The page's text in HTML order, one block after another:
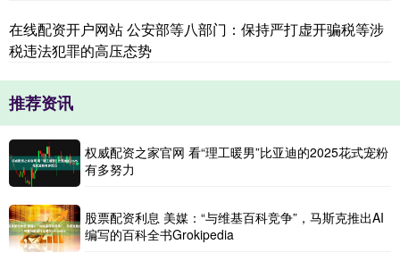
在线配资开户网站 公安部等八部门：保持严打虚开骗税等涉
税违法犯罪的高压态势
推荐资讯
权威配资之家官网 看“理工暖男”比亚迪的2025花式宠粉
有多努力
股票配资利息 美媒：“与维基百科竞争”，马斯克推出AI
编写的百科全书Grokipedia